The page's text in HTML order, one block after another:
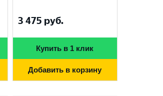
3 475 руб.
Купить в 1 клик
Добавить в корзину